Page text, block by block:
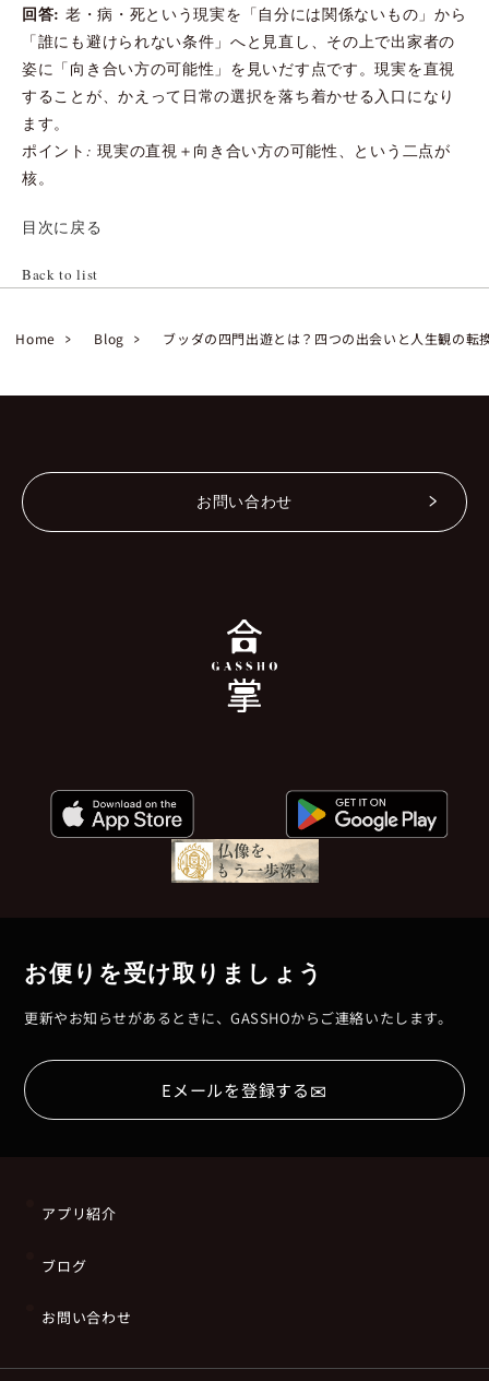
回答: 老・病・死という現実を「自分には関係ないもの」から
「誰にも避けられない条件」へと見直し、その上で出家者の
姿に「向き合い方の可能性」を見いだす点です。現実を直視
することが、かえって日常の選択を落ち着かせる入口になり
ます。
ポイント: 現実の直視＋向き合い方の可能性、という二点が
核。
目次に戻る
Back to list
Home Blog ブッダの四門出遊とは？四つの出会いと人生観の転
お問い合わせ
お便りを受け取りましょう
更新やお知らせがあるときに、GASSHOからご連絡いたします。
Eメールを登録する✉
アプリ紹介
ブログ
お問い合わせ